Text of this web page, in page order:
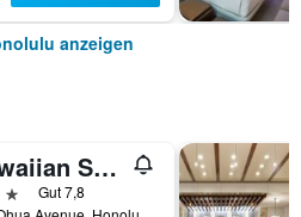
anzeigen
Hawaiian Sun Holidays
Gut 7,8